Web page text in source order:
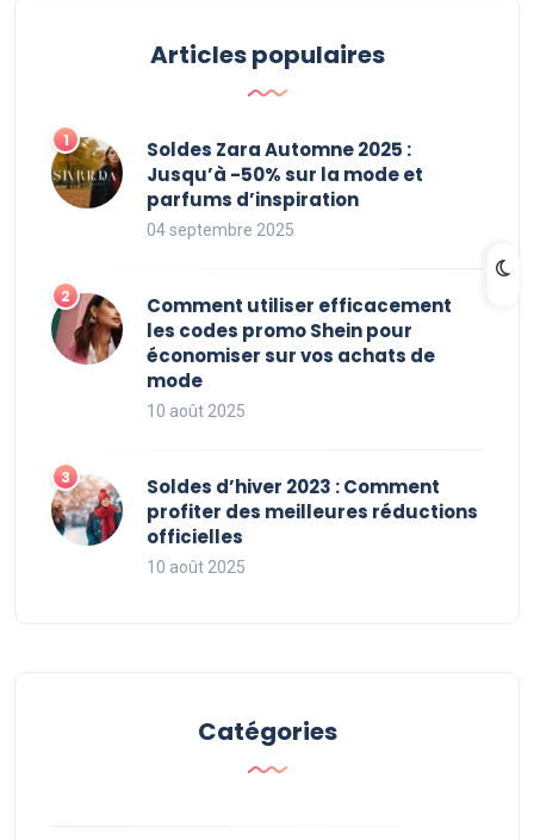
Articles populaires
Soldes Zara Automne 2025 :
Jusqu’à -50% sur la mode et
parfums d’inspiration
04 septembre 2025
Comment utiliser efficacement
les codes promo Shein pour
économiser sur vos achats de
mode
10 août 2025
Soldes d’hiver 2023 : Comment
profiter des meilleures réductions
officielles
10 août 2025
Catégories